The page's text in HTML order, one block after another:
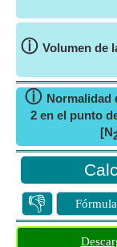
ⓘ Volumen de
ⓘ Normalidad
2 en el punto
[N
👎 Fórmula